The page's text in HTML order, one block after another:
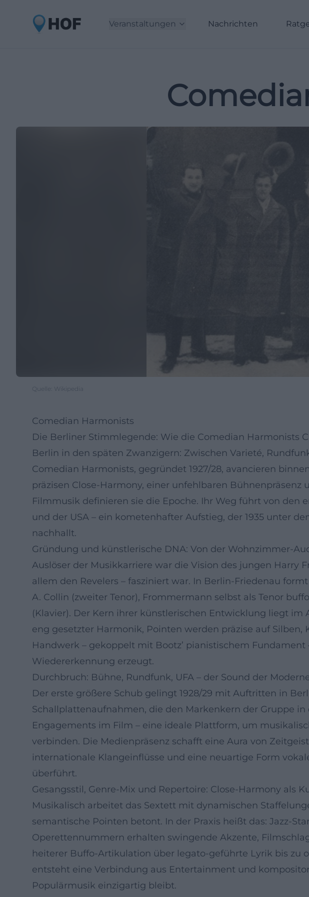
Veranstaltungen Nachrichten
Quelle: Wikipedia
Comedian Harmonists
Die Berliner Stimmlegende: Wie die Comedian Harmonists
Berlin in den späten Zwanzigern: Zwischen Varieté,
Comedian Harmonists, gegründet 1927/28, avancieren
präzisen Close-Harmony, einer unfehlbaren
Filmmusik definieren sie die Epoche. Ihr Weg führt von den
und der USA – ein kometenhafter Aufstieg, der 1935 unter
nachhallt.
Gründung und künstlerische DNA: Von der Wohnzimmer-
Auslöser der Musikkarriere war die Vision des jungen Harry
allem den Revelers – fasziniert war. In Berlin-Friedenau
A. Collin (zweiter Tenor), Frommermann selbst als Tenor
(Klavier). Der Kern ihrer künstlerischen Entwicklung liegt
eng gesetzter Harmonik, Pointen werden präzise auf
Handwerk – gekoppelt mit Bootz’ pianistischem
Wiedererkennung erzeugt.
Durchbruch: Bühne, Rundfunk, UFA – der Sound der
Der erste größere Schub gelingt 1928/29 mit Auftritten in
Schallplattenaufnahmen, die den Markenkern der Gruppe
Engagements im Film – eine ideale Plattform, um
verbinden. Die Medienpräsenz schafft eine Aura von
internationale Klangeinflüsse und eine neuartige Form
überführt.
Gesangsstil, Genre-Mix und Repertoire: Close-Harmony als
Musikalisch arbeitet das Sextett mit dynamischen
semantische Pointen betont. In der Praxis heißt das: Jazz-
Operettennummern erhalten swingende Akzente,
heiterer Buffo-Artikulation über legato-geführte Lyrik bis zu
entsteht eine Verbindung aus Entertainment und
Populärmusik einzigartig bleibt.